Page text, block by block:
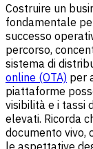
Costruire un
fondamentale
successo
percorso,
sistema di
online (OTA) per
piattaforme
visibilità e i tassi
elevati. Ricorda
documento vivo,
le aspettative